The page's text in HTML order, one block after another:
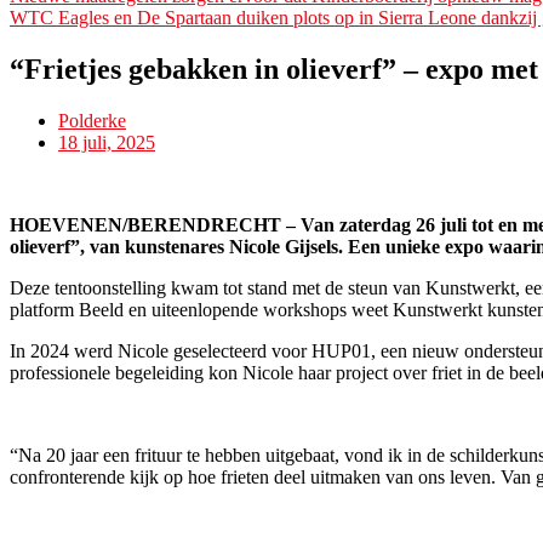
WTC Eagles en De Spartaan duiken plots op in Sierra Leone dankzij
“Frietjes gebakken in olieverf” – expo
Polderke
18 juli, 2025
HOEVENEN/BERENDRECHT – Van zaterdag 26 juli tot en
olieverf”, van kunstenares Nicole Gijsels. Een unieke expo
Deze tentoonstelling kwam tot stand met de steun van Kunstwerkt,
platform Beeld en uiteenlopende workshops weet Kunstwerkt
In 2024 werd Nicole geselecteerd voor HUP01, een nieuw
professionele begeleiding kon Nicole haar project over friet in de
“Na 20 jaar een frituur te hebben uitgebaat, vond ik in de
confronterende kijk op hoe frieten deel uitmaken van ons leven.